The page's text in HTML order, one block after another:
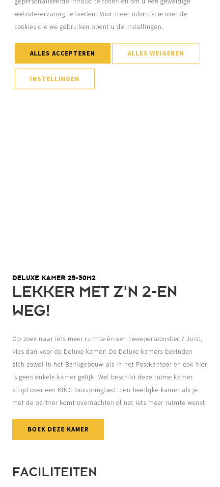
DELUXE KAMER 25-30M2
LEKKER MET Z'N 2-EN
WEG!
Op zoek naar iets meer ruimte én een tweepersoonsbed? Juist,
kies dan voor de Deluxe kamer! De Deluxe kamers bevinden
zich zowel in het Bankgebouw als in het Postkantoor en ook hier
is geen enkele kamer gelijk. Wel beschikt deze ruime kamer
altijd over een KING boxspringbed. Een heerlijke kamer als je
met de partner komt overnachten of net iets meer ruimte wenst.
BOEK DEZE KAMER
FACILITEITEN
website-ervaring te bieden. Voor meer informatie over de
cookies die we gebruiken opent u de instellingen.
ALLES ACCEPTEREN ALLES WEIGEREN
INSTELLINGEN